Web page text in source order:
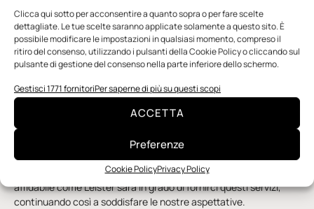
Clicca qui sotto per acconsentire a quanto sopra o per fare scelte
dettagliate. Le tue scelte saranno applicate solamente a questo sito. È
possibile modificare le impostazioni in qualsiasi momento, compreso il
ritiro del consenso, utilizzando i pulsanti della Cookie Policy o cliccando sul
pulsante di gestione del consenso nella parte inferiore dello schermo.
Gestisci 1771 fornitoriPer saperne di più su questi scopi
ACCETTA
Preferenze
Cookie PolicyPrivacy Policy
di customizzazionedel sistema di riscaldamento in funzione
del processo potrebbe essere molto utile e molto gradito. In
alternativa, unacopertura più capillare delle portate e delle
temperatureraggiungibili potrebbe sopperire all’esigenza di
personalizzazione del sistema di riscaldamento per
un’applicazione specifica.
Infine, per applicazioni in cui direzionalità e precisione sono
fattori fondamentali, è essenziale un servizio di
personalizzazione degli ugelli terminali
utilizzare attacchi rapidi e installare facilmente gli ugelli
personalizzati. Confidiamo che un partner competente e
affidabile come Leister sarà in grado di fornirci questi servizi,
continuando così a soddisfare le nostre aspettative.